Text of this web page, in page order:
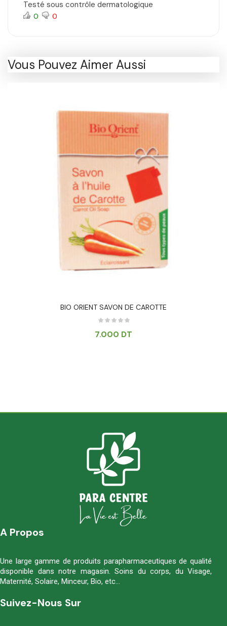
Testé sous contrôle dermatologique
0 0
Vous Pouvez Aimer Aussi
BIO ORIENT SAVON DE CAROTTE
7.000 DT
A Propos
Une large gamme de produits parapharmaceutiques de qualité
disponible dans notre magasin. Soins du corps, du Visage,
Maternité, Solaire, Minceur, Bio, etc…
Suivez-Nous Sur